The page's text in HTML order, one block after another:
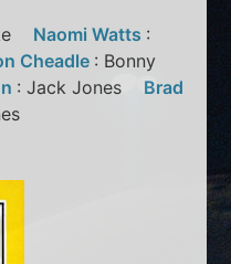
Naomi Watts :
Cheadle : Bonny
: Jack Jones Brad